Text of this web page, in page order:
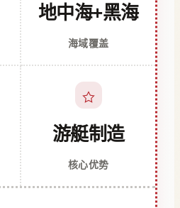
地中海+黑海
海域覆盖
游艇制造
核心优势